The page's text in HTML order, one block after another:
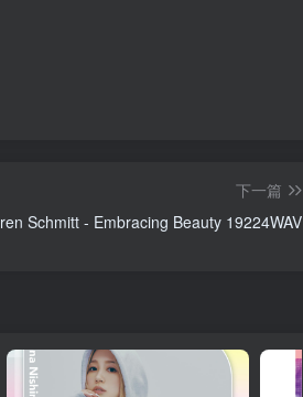
下一篇
Schmitt - Embracing Beauty 19224WAV